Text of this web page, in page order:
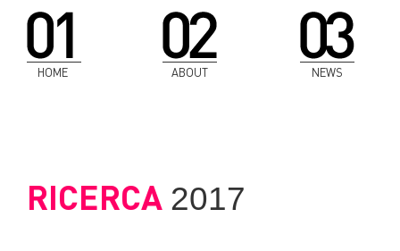
HOME ABOUT NEWS
RICERCA 2017